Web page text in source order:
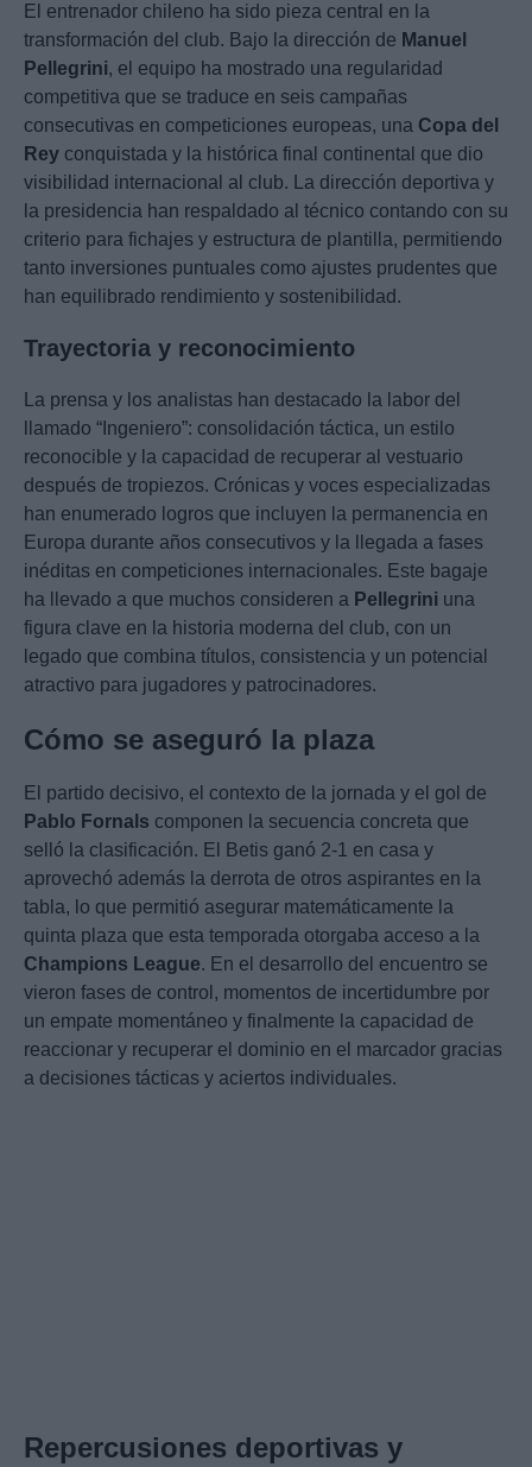
El entrenador chileno ha sido pieza central en la
transformación del club. Bajo la dirección de Manuel
Pellegrini, el equipo ha mostrado una regularidad
competitiva que se traduce en seis campañas
consecutivas en competiciones europeas, una Copa del
Rey conquistada y la histórica final continental que dio
visibilidad internacional al club. La dirección deportiva y
la presidencia han respaldado al técnico contando con su
criterio para fichajes y estructura de plantilla, permitiendo
tanto inversiones puntuales como ajustes prudentes que
han equilibrado rendimiento y sostenibilidad.
Trayectoria y reconocimiento
La prensa y los analistas han destacado la labor del
llamado “Ingeniero”: consolidación táctica, un estilo
reconocible y la capacidad de recuperar al vestuario
después de tropiezos. Crónicas y voces especializadas
han enumerado logros que incluyen la permanencia en
Europa durante años consecutivos y la llegada a fases
inéditas en competiciones internacionales. Este bagaje
ha llevado a que muchos consideren a Pellegrini una
figura clave en la historia moderna del club, con un
legado que combina títulos, consistencia y un potencial
atractivo para jugadores y patrocinadores.
Cómo se aseguró la plaza
El partido decisivo, el contexto de la jornada y el gol de
Pablo Fornals componen la secuencia concreta que
selló la clasificación. El Betis ganó 2-1 en casa y
aprovechó además la derrota de otros aspirantes en la
tabla, lo que permitió asegurar matemáticamente la
quinta plaza que esta temporada otorgaba acceso a la
Champions League. En el desarrollo del encuentro se
vieron fases de control, momentos de incertidumbre por
un empate momentáneo y finalmente la capacidad de
reaccionar y recuperar el dominio en el marcador gracias
a decisiones tácticas y aciertos individuales.
Repercusiones deportivas y